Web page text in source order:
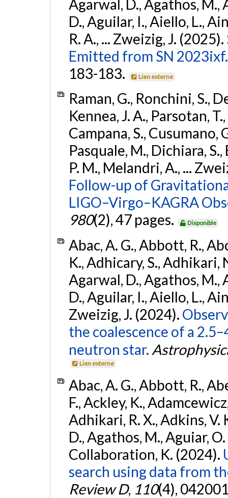
Agarwal, D., Agathos, M.,
D., Aguilar, I., Aiello, L.,
R. A., ... Zweizig, J. (2025).
Emitted from SN 2023ixf.
183-183.
Lien externe
Raman, G., Ronchini, S.,
Kennea, J. A., Parsotan,
Campana, S., Cusumano,
Pasquale, M., Dichiara,
P. M., Melandri, A., ...
Follow-up of
LIGO–Virgo–KAGRA
980(2), 47 pages. Disponible
Abac, A. G., Abbott, R.,
K., Adhicary, S., Adhikari,
Agarwal, D., Agathos, M.,
D., Aguilar, I., Aiello, L.,
Zweizig, J. (2024).
the coalescence of a
neutron star.
Lien externe
Abac, A. G., Abbott, R.,
F., Ackley, K.,
Adhikari, R. X., Adkins, V.
D., Agathos, M., Aguiar,
Collaboration, K. (2024).
search using data from
Review D, 110(4),